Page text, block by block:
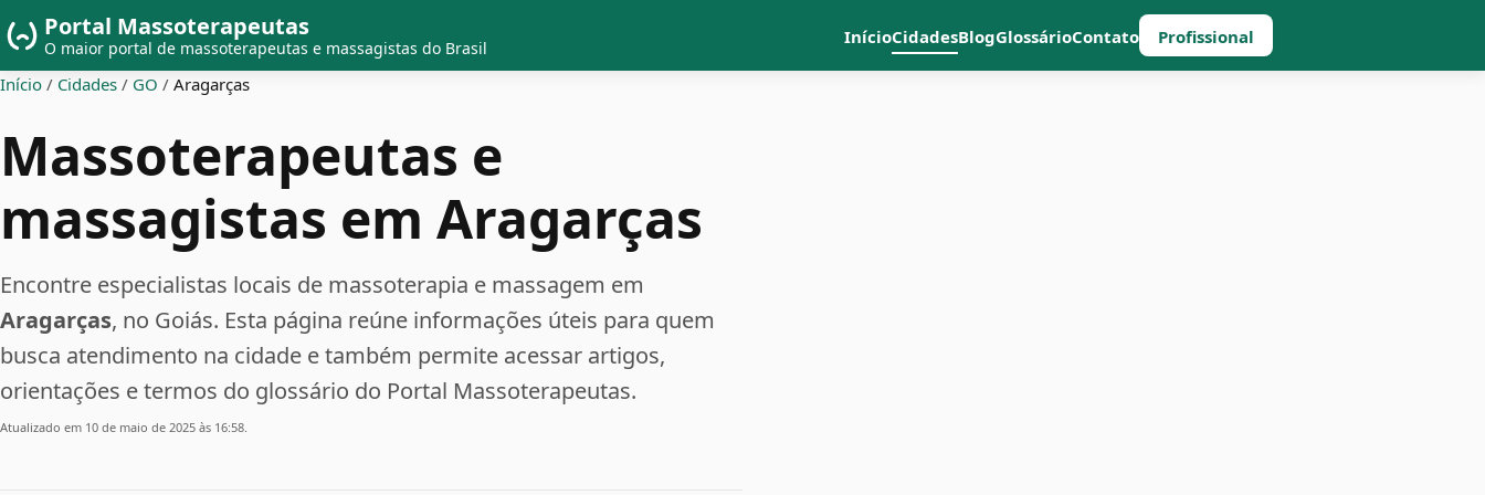
Portal Massoterapeutas
O maior portal de massoterapeutas e massagistas do Brasil
InícioCidadesBlogGlossárioContato Profissional
Início / Cidades / GO / Aragarças
Massoterapeutas e
massagistas em Aragarças
Encontre especialistas locais de massoterapia e massagem em
Aragarças, no Goiás. Esta página reúne informações úteis para quem
busca atendimento na cidade e também permite acessar artigos,
orientações e termos do glossário do Portal Massoterapeutas.
Atualizado em 10 de maio de 2025 às 16:58.